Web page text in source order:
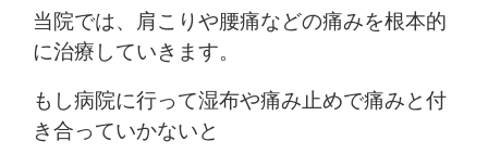
当院では、肩こりや腰痛などの痛みを根本的
に治療していきます。
もし病院に行って湿布や痛み止めで痛みと付
き合っていかないと